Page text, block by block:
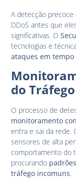
A detecção precoce
DDoS antes que
significativas. O
tecnologias e
ataques em tempo
do Tráfego
O processo de
monitoramento
entra e sai da rede.
sensores de alta
comportamento do
procurando
tráfego incomuns.